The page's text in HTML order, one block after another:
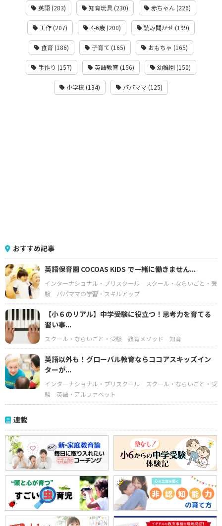
英語 (283) 知育玩具 (230) 赤ちゃん (226)
工作 (207) 4-6歳 (200) 読み聞かせ (199)
食育 (186) 子育て (165) おもちゃ (165)
手作り (157) 英語教育 (156) 幼稚園 (150)
小学校 (134) パパママ (125)
おすすめ記事
英語保育園 COCOAS KIDS で一緒に働きません...
インターナショナル・プリスクール
スクール・ならいごと・受
験
パパママの学習・スキルアップ
【小６のリアル】中学受験に役立つ！思考力を育てる
習い事...
スクール・ならいごと・受験 教育メソッド 知育
英語以外も！グローバル教育ならココアスキッズイン
ターが...
インターナショナル・プリスクール
スクール・ならいごと・受
験
英語・アルファベット
連載